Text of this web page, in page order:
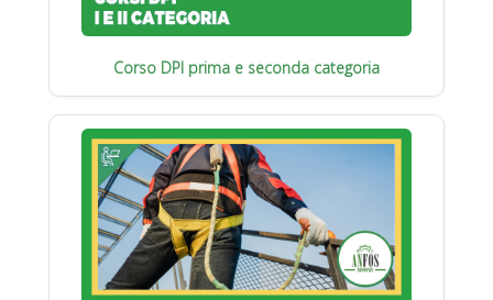
Corso DPI prima e seconda categoria